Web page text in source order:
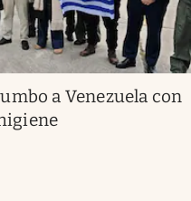
a Venezuela con